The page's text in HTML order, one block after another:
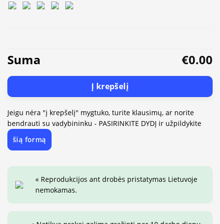
Suma €0.00
Į krepšelį
Jeigu nėra "į krepšelį" mygtuko, turite klausimų, ar norite
bendrauti su vadybininku - PASIRINKITE DYDĮ ir užpildykite
šią formą
« Reprodukcijos ant drobės pristatymas Lietuvoje
nemokamas.